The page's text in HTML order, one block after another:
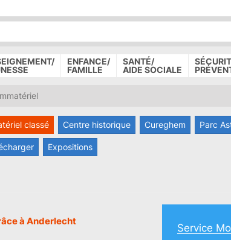
ENFANCE/
FAMILLE
SANTÉ/
AIDE SOCIALE
classé Centre historique Cureghem Parc
Expositions
Service
à Anderlecht